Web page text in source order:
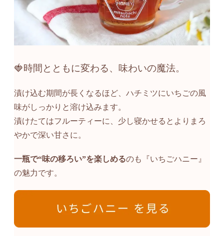
🍓時間とともに変わる、味わいの魔法。
漬け込む期間が長くなるほど、ハチミツにいちごの風
味がしっかりと溶け込みます。
漬けたてはフルーティーに、少し寝かせるとよりまろ
やかで深い甘さに。
一瓶で“味の移ろい”を楽しめるのも『いちごハニー』
の魅力です。